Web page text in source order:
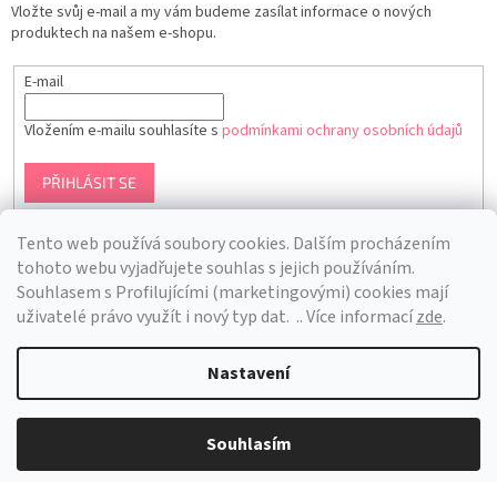
Tento web používá soubory cookies. Dalším procházením
tohoto webu vyjadřujete souhlas s jejich používáním.
Souhlasem s Profilujícími (marketingovými) cookies mají
uživatelé právo využít i nový typ dat. .. Více informacízde.
Nastavení
Souhlasím
Vložte svůj e-mail a my vám budeme zasílat informace o nových
produktech na našem e-shopu.
E-mail
Vložením e-mailu souhlasíte s podmínkami ochrany osobních údajů
PŘIHLÁSIT SE
Vytvořil Shoptet
Bra Hunting. Všechna práva vyhrazena.